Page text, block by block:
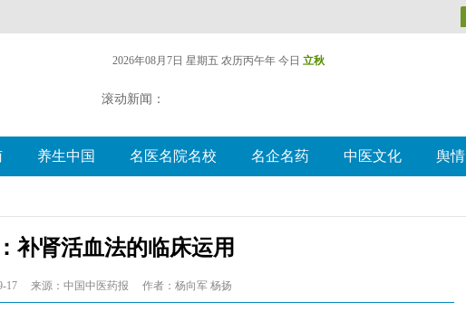
2026年08月7日 星期五 农历丙午年 今日 立秋
滚动新闻：
养生中国 名医名院名校 名企名药 中医文化 舆情
补肾活血法的临床运用
17 来源：中国中医药报 作者：杨向军 杨扬